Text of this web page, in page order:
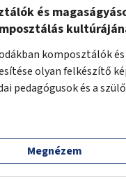
és
komposztálók és
olyan felkészítő
pedagógusok és a
Megnézem